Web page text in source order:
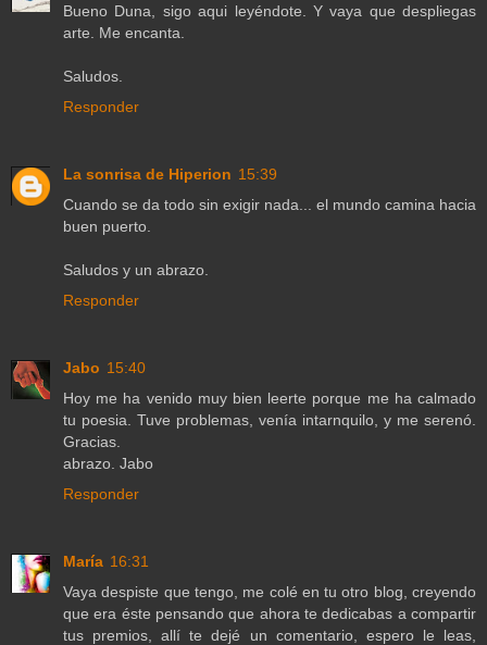
Bueno Duna, sigo aqui leyéndote. Y vaya que despliegas
arte. Me encanta.
Saludos.
Responder
La sonrisa de Hiperion 15:39
Cuando se da todo sin exigir nada... el mundo camina hacia
buen puerto.
Saludos y un abrazo.
Responder
Jabo 15:40
Hoy me ha venido muy bien leerte porque me ha calmado
tu poesia. Tuve problemas, venía intarnquilo, y me serenó.
Gracias.
abrazo. Jabo
Responder
María 16:31
Vaya despiste que tengo, me colé en tu otro blog, creyendo
que era éste pensando que ahora te dedicabas a compartir
tus premios, allí te dejé un comentario, espero le leas,